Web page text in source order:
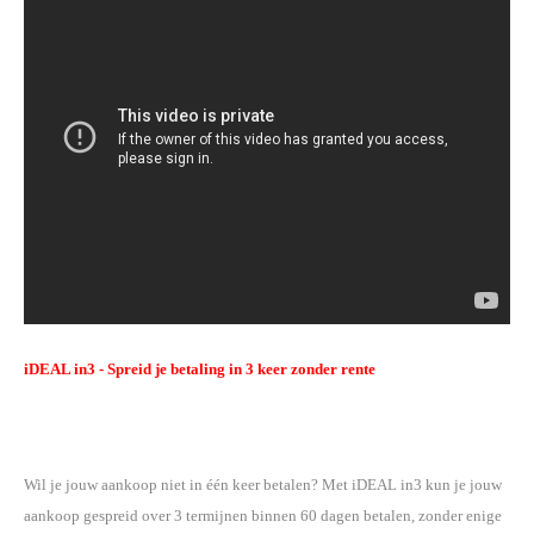
iDEAL in3 - Spreid je betaling in 3 keer zonder rente
Wil je jouw aankoop niet in één keer betalen? Met iDEAL in3 kun je jouw
aankoop gespreid over 3 termijnen binnen 60 dagen betalen, zonder enige